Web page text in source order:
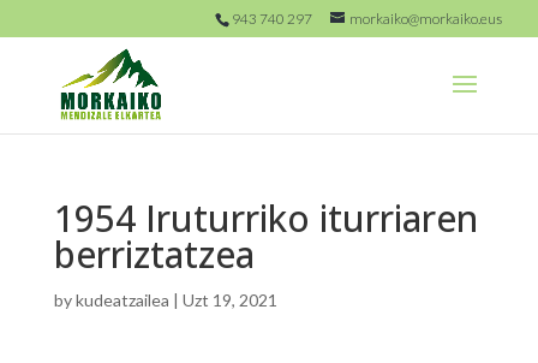
943 740 297 morkaiko@morkaiko.eus
1954 Iruturriko iturriaren
berriztatzea
bykudeatzailea | Uzt 19, 2021